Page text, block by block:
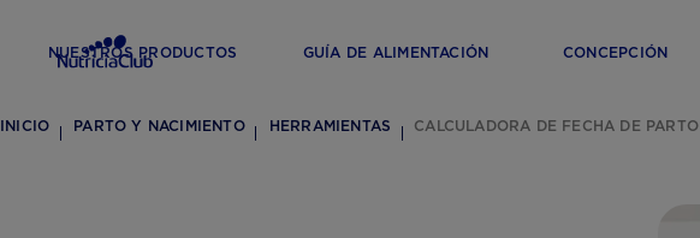
NUESTROS PRODUCTOS GUÍA DE ALIMENTACIÓN CONCEPCIÓN
INICIO PARTO Y NACIMIENTO HERRAMIENTAS CALCULADORA DE FECHA DE PARTO